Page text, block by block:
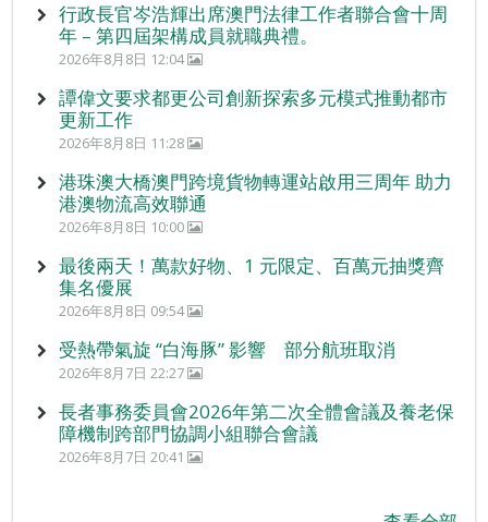
行政長官岑浩輝出席澳門法律工作者聯合會十周
年 – 第四屆架構成員就職典禮。
2026年8月8日 12:04
譚偉文要求都更公司創新探索多元模式推動都市
更新工作
2026年8月8日 11:28
港珠澳大橋澳門跨境貨物轉運站啟用三周年 助力
港澳物流高效聯通
2026年8月8日 10:00
最後兩天！萬款好物、1 元限定、百萬元抽獎齊
集名優展
2026年8月8日 09:54
受熱帶氣旋 “白海豚” 影響 部分航班取消
2026年8月7日 22:27
長者事務委員會2026年第二次全體會議及養老保
障機制跨部門協調小組聯合會議
2026年8月7日 20:41